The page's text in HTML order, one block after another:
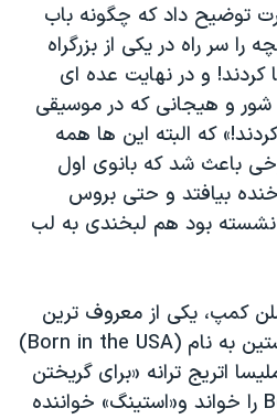
توضیح داد که چگونه باب
را سر راه در یکی از بزرگراه
کردند! و در نهایت عده ای
شور و هیجانی که در موسیقی
که البته این ها همه
باعث شد که بانوی اول
بیافتد و حتی بروس
نشسته بود هم لبخندی به لب
کمپ، یکی از معروف ترین
ترانه های بروس اسپرینگستین به نام (Born in the USA)
اتریج ترانه «برای گریختن
آفریده شدم» Born to Run را خواند و«استینگ» خواننده